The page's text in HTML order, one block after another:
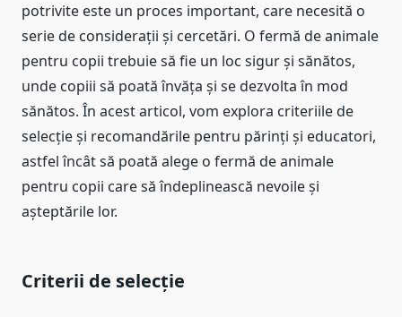
potrivite este un proces important, care necesită o
serie de considerații și cercetări. O fermă de animale
pentru copii trebuie să fie un loc sigur și sănătos,
unde copiii să poată învăța și se dezvolta în mod
sănătos. În acest articol, vom explora criteriile de
selecție și recomandările pentru părinți și educatori,
astfel încât să poată alege o fermă de animale
pentru copii care să îndeplinească nevoile și
așteptările lor.
Criterii de selecție